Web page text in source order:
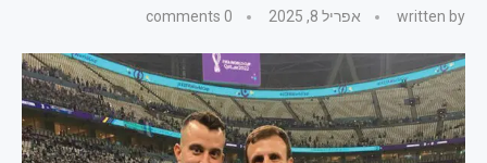
written by אפריל 8, 2025 0 comments